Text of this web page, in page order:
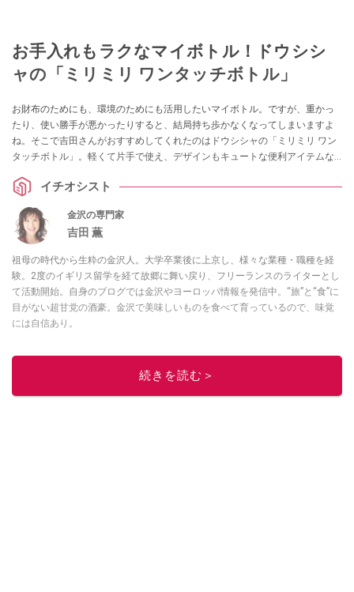
お手入れもラクなマイボトル！ドウシシ
ャの「ミリミリ ワンタッチボトル」
お財布のためにも、環境のためにも活用したいマイボトル。ですが、重かっ
たり、使い勝手が悪かったりすると、結局持ち歩かなくなってしまいますよ
ね。そこで吉田さんがおすすめしてくれたのはドウシシャの「ミリミリ ワン
タッチボトル」。軽くて片手で使え、デザインもキュートな便利アイテムな
イチオシスト
金沢の専門家
吉田 薫
祖母の時代から生粋の金沢人。大学卒業後に上京し、様々な業種・職種を経
験。2度のイギリス留学を経て故郷に舞い戻り、フリーランスのライターとし
て活動開始。自身のブログでは金沢やヨーロッパ情報を発信中。“旅”と“食”に
目がない超甘党の酒豪。金沢で美味しいものを食べて育っているので、味覚
には自信あり。
続きを読む＞